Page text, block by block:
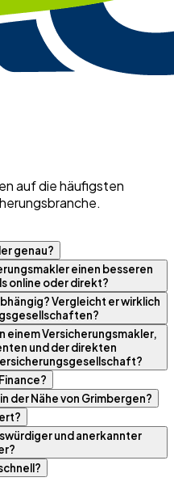
auf die häufigsten
genau?
einen besseren
online oder direkt?
Vergleicht er wirklich
einem Versicherungsmakler,
und der direkten
der Nähe von Grimbergen?
und anerkannter